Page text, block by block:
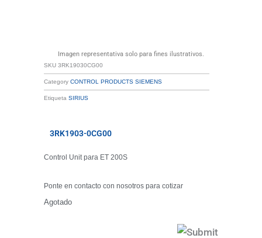
Imagen representativa solo para fines ilustrativos.
SKU 3RK19030CG00
Category CONTROL PRODUCTS SIEMENS
Etiqueta SIRIUS
3RK1903-0CG00
Control Unit para ET 200S
Ponte en contacto con nosotros para cotizar
Agotado